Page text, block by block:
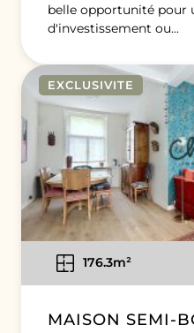
belle opportunité pour
d'investissement ou...
EXCLUSIVITE
176.3m²
MAISON SEMI-